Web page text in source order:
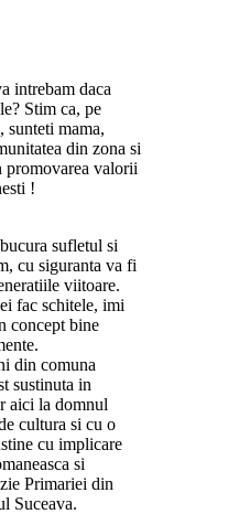
intrebam daca
Stim ca, pe
sunteti mama,
din zona si
promovarea valorii
!
sufletul si
cu siguranta va fi
viitoare.
fac schitele, imi
concept bine
din comuna
sustinuta in
aici la domnul
cultura si cu o
cu implicare
si
Primariei din
Suceava.